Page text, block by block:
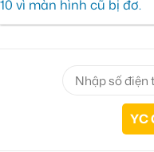
10 vì màn hình cũ bị đơ.